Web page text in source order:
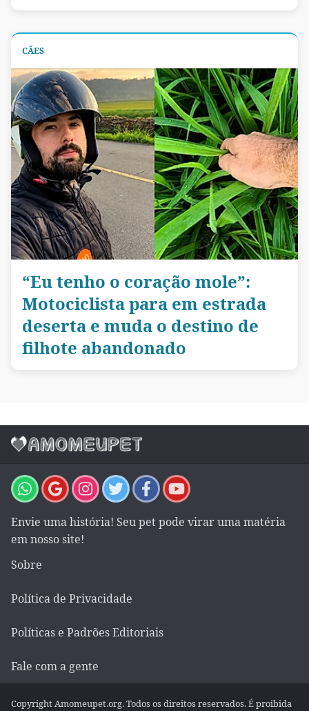
CÃES
“Eu tenho o coração mole”:
Motociclista para em estrada
deserta e muda o destino de
filhote abandonado
Envie uma história! Seu pet pode virar uma matéria
em nosso site!
Sobre
Política de Privacidade
Políticas e Padrões Editoriais
Fale com a gente
Copyright Amomeupet.org. Todos os direitos reservados. É proibida